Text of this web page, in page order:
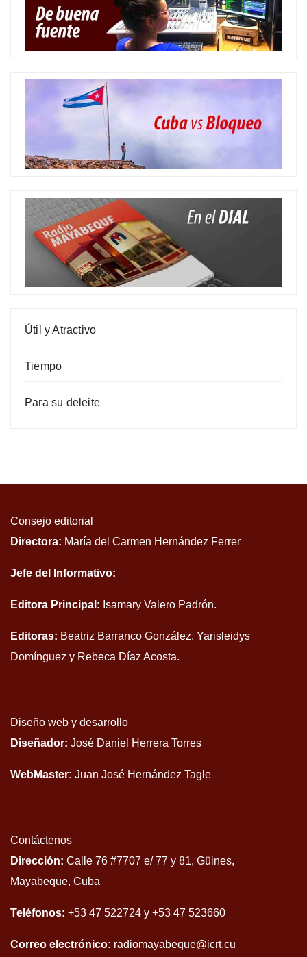
Útil y Atractivo
Tiempo
Para su deleite
Consejo editorial
Directora: María del Carmen Hernández Ferrer
Jefe del Informativo:
Editora Principal: Isamary Valero Padrón.
Editoras: Beatriz Barranco González, Yarisleidys
Domínguez y Rebeca Díaz Acosta.
Diseño web y desarrollo
Diseñador: José Daniel Herrera Torres
WebMaster: Juan José Hernández Tagle
Contáctenos
Dirección: Calle 76 #7707 e/ 77 y 81, Güines,
Mayabeque, Cuba
Teléfonos: +53 47 522724 y +53 47 523660
Correo electrónico: radiomayabeque@icrt.cu